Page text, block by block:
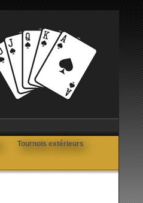
Tournois extérieurs